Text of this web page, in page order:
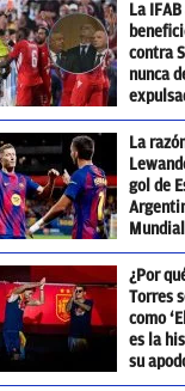
La
contra
nunca
La
gol de
Mundial
¿Por
Torres
como
es la
su